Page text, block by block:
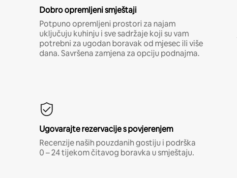
Dobro opremljeni smještaji
Potpuno opremljeni prostori za najam
uključuju kuhinju i sve sadržaje koji su vam
potrebni za ugodan boravak od mjesec ili više
dana. Savršena zamjena za opciju podnajma.
Ugovarajte rezervacije s povjerenjem
Recenzije naših pouzdanih gostiju i podrška
0 – 24 tijekom čitavog boravka u smještaju.